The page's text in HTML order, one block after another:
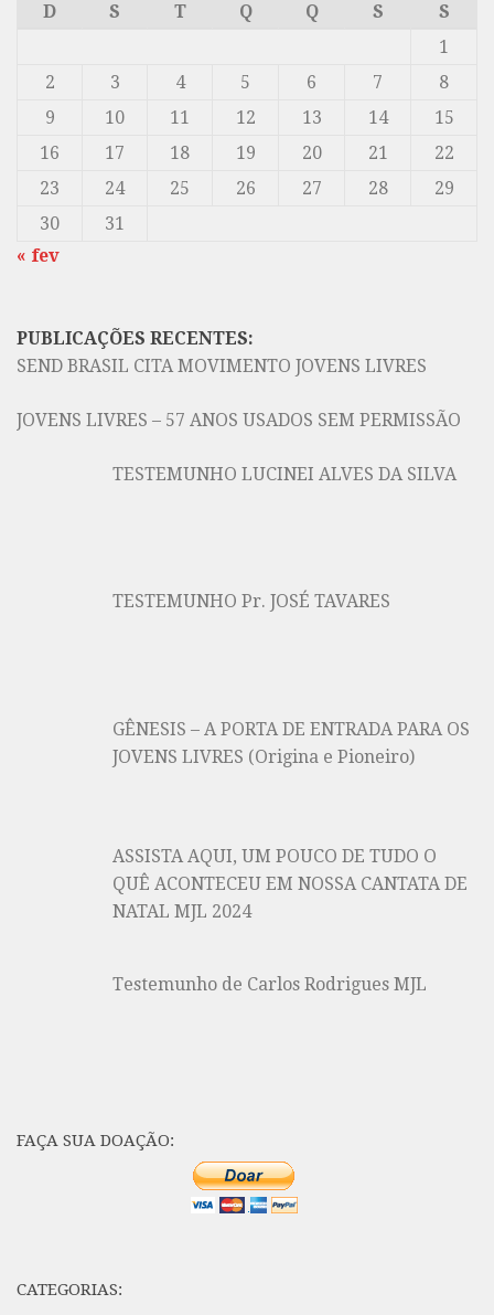
D
S T Q Q S
S
1
2
3 4 5 6 7
8
9
10 11 12 13 14
15
16
17 18 19 20 21
22
23
24 25 26 27 28
29
30
31
« fev
PUBLICAÇÕES RECENTES:
SEND BRASIL CITA MOVIMENTO JOVENS LIVRES
JOVENS LIVRES – 57 ANOS USADOS SEM PERMISSÃO
TESTEMUNHO LUCINEI ALVES DA SILVA
TESTEMUNHO Pr. JOSÉ TAVARES
GÊNESIS – A PORTA DE ENTRADA PARA OS
JOVENS LIVRES (Origina e Pioneiro)
ASSISTA AQUI, UM POUCO DE TUDO O
QUÊ ACONTECEU EM NOSSA CANTATA DE
NATAL MJL 2024
Testemunho de Carlos Rodrigues MJL
FAÇA SUA DOAÇÃO:
CATEGORIAS: